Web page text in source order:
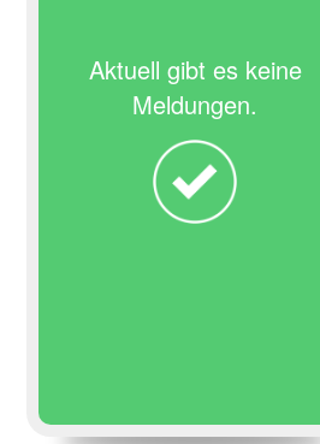
Aktuell gibt es keine
Meldungen.